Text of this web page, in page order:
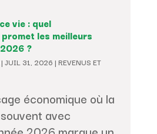
vie : quel
les meilleurs
?
JUIL 31, 2026 | REVENUS ET
économique où la
avec